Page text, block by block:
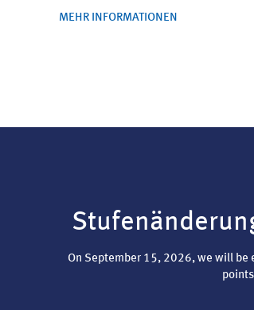
MEHR INFORMATIONEN
On September 15, 2026, we will